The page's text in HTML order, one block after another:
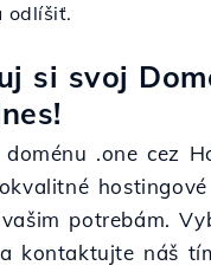
odlíšiť.
si svoj
.one cez
potrebám.
kontaktujte náš